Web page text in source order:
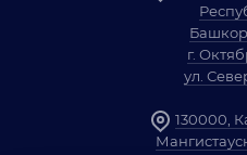
г.
ул.
130000,